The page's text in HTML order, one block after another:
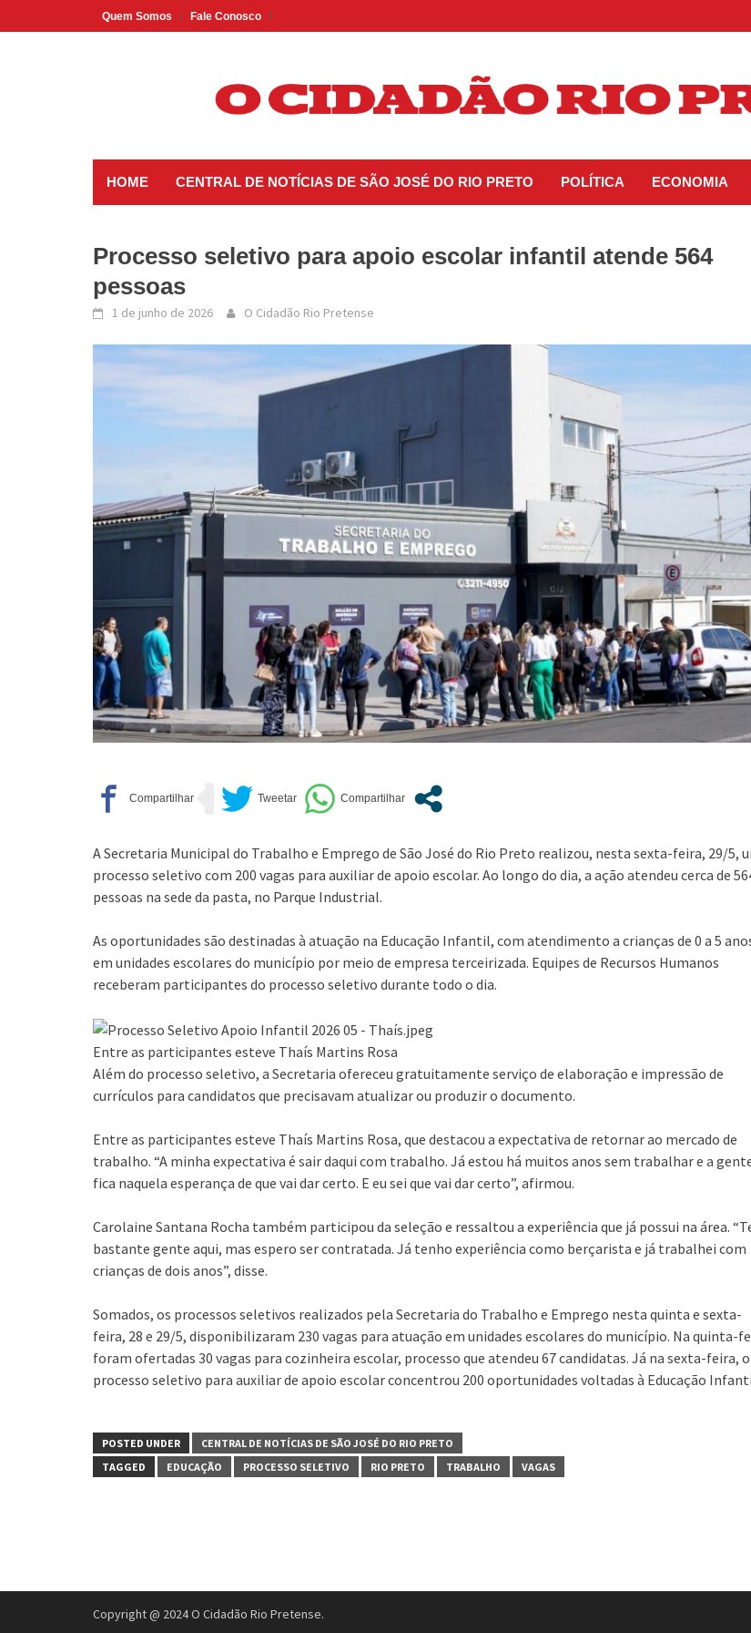
to
Quem Somos Fale Conosco
HOME CENTRAL DE NOTÍCIAS DE SÃO JOSÉ DO RIO PRETO POLÍTICA ECONOMIA
Processo seletivo para apoio escolar infantil atende 564
pessoas
1 de junho de 2026 O Cidadão Rio Pretense
A Secretaria Municipal do Trabalho e Emprego de São José do Rio Preto realizou, nesta sexta-feira, 29/5,
processo seletivo com 200 vagas para auxiliar de apoio escolar. Ao longo do dia, a ação atendeu cerca de
pessoas na sede da pasta, no Parque Industrial.
As oportunidades são destinadas à atuação na Educação Infantil, com atendimento a crianças de 0 a 5
em unidades escolares do município por meio de empresa terceirizada. Equipes de Recursos Humanos
receberam participantes do processo seletivo durante todo o dia.
Entre as participantes esteve Thaís Martins Rosa
Além do processo seletivo, a Secretaria ofereceu gratuitamente serviço de elaboração e impressão de
currículos para candidatos que precisavam atualizar ou produzir o documento.
Entre as participantes esteve Thaís Martins Rosa, que destacou a expectativa de retornar ao mercado de
trabalho. “A minha expectativa é sair daqui com trabalho. Já estou há muitos anos sem trabalhar e a
fica naquela esperança de que vai dar certo. E eu sei que vai dar certo”, afirmou.
Carolaine Santana Rocha também participou da seleção e ressaltou a experiência que já possui na área.
bastante gente aqui, mas espero ser contratada. Já tenho experiência como berçarista e já trabalhei com
crianças de dois anos”, disse.
Somados, os processos seletivos realizados pela Secretaria do Trabalho e Emprego nesta quinta e sexta-
feira, 28 e 29/5, disponibilizaram 230 vagas para atuação em unidades escolares do município. Na quinta-
foram ofertadas 30 vagas para cozinheira escolar, processo que atendeu 67 candidatas. Já na sexta-feira, o
processo seletivo para auxiliar de apoio escolar concentrou 200 oportunidades voltadas à Educação
POSTED UNDER
CENTRAL DE NOTÍCIAS DE SÃO JOSÉ DO RIO PRETO
TAGGED
EDUCAÇÃO PROCESSO SELETIVO RIO PRETO TRABALHO VAGAS
Copyright @ 2024 O Cidadão Rio Pretense.